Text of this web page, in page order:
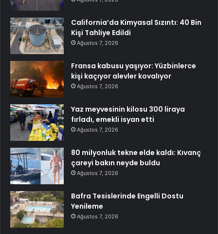
California’da Kimyasal Sızıntı: 40 Bin
Kişi Tahliye Edildi
Ağustos 7, 2026
Fransa kabusu yaşıyor: Yüzbinlerce
kişi kaçıyor alevler kovalıyor
Ağustos 7, 2026
Yaz meyvesinin kilosu 300 liraya
fırladı, emekli isyan etti
Ağustos 7, 2026
80 milyonluk tekne elde kaldı: Kıvanç
çareyi bakın neyde buldu
Ağustos 7, 2026
Bafra Tesislerinde Engelli Dostu
Yenileme
Ağustos 7, 2026